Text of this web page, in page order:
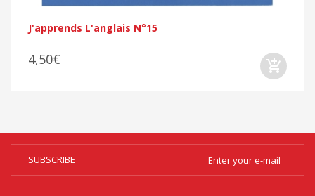
J'apprends L'anglais N°15
4,50€
SUBSCRIBE